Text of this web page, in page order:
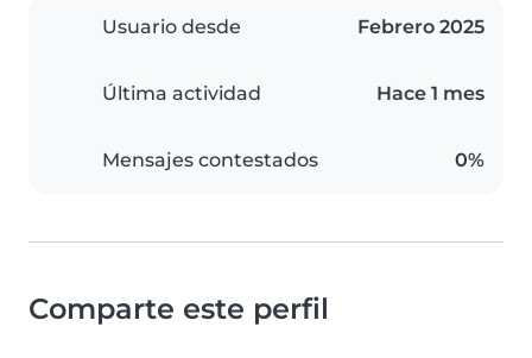
Usuario desde Febrero 2025
Última actividad Hace 1 mes
Mensajes contestados 0%
Comparte este perfil